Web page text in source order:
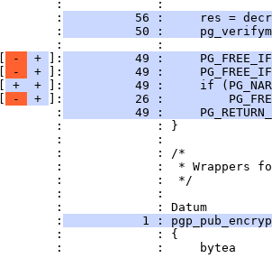
:             :
:
56 :     res =
:
50 :
:             :
- + ]:
49 :
- + ]:
49 :
+ + ]:
49 :     if
- + ]:
26 :
:
49 :
:             : }
:             :
:             : /*
:             :  * Wrappers
:             :  */
:             :
:             : Datum
:
1 :
:             : {
:             :     bytea